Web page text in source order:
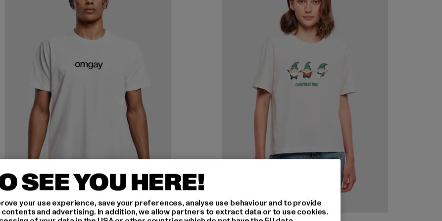
SEE YOU HERE!
your use experience, save your preferences, analyse use behaviour and to provide
and advertising. In addition, we allow partners to extract data or to use cookies.